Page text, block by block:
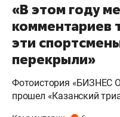
«В этом году
комментариев
эти
перекрыли»
Фотоистория «БИЗНЕС
прошел «Казанский